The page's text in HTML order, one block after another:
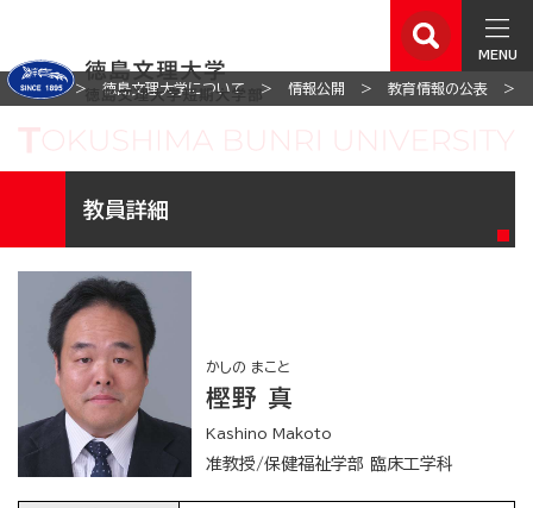
MENU
ホーム 徳島文理大学について 情報公開 教育情報の公表
教員詳細
かしの まこと
樫野 真
Kashino Makoto
准教授/保健福祉学部 臨床工学科